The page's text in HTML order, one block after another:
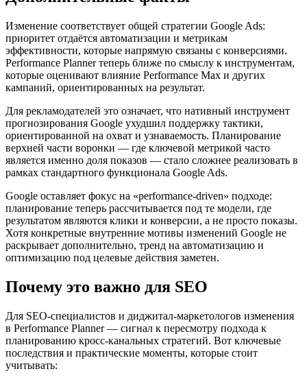
Изменение соответствует общей стратегии Google Ads:
приоритет отдаётся автоматизации и метрикам
эффективности, которые напрямую связаны с конверсиями.
Performance Planner теперь ближе по смыслу к инструментам,
которые оценивают влияние Performance Max и других
кампаний, ориентированных на результат.
Для рекламодателей это означает, что нативный инструмент
прогнозирования Google ухудшил поддержку тактики,
ориентированной на охват и узнаваемость. Планирование
верхней части воронки — где ключевой метрикой часто
является именно доля показов — стало сложнее реализовать в
рамках стандартного функционала Google Ads.
Google оставляет фокус на «performance-driven» подходе:
планирование теперь рассчитывается под те модели, где
результатом являются клики и конверсии, а не просто показы.
Хотя конкретные внутренние мотивы изменений Google не
раскрывает дополнительно, тренд на автоматизацию и
оптимизацию под целевые действия заметен.
Почему это важно для SEO
Для SEO-специалистов и диджитал-маркетологов изменения
в Performance Planner — сигнал к пересмотру подхода к
планированию кросс-канальных стратегий. Вот ключевые
последствия и практические моменты, которые стоит
учитывать: